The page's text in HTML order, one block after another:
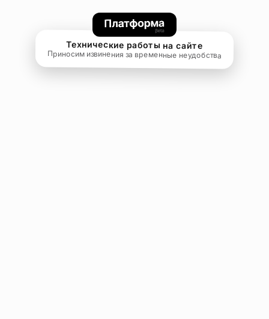
Технические работы на сайте
Приносим извинения за временные неудобства